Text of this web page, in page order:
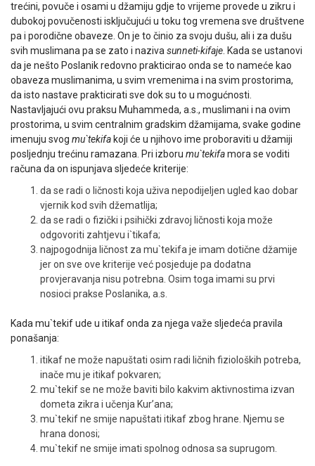
trećini, povuče i osami u džamiju gdje to vrijeme provede u zikru i
dubokoj povučenosti isključujući u toku tog vremena sve društvene
pa i porodične obaveze. On je to činio za svoju dušu, ali i za dušu
svih muslimana pa se zato i nazivasunneti-kifaje. Kada se ustanovi
da je nešto Poslanik redovno prakticirao onda se to nameće kao
obaveza muslimanima, u svim vremenima i na svim prostorima,
da isto nastave prakticirati sve dok su to u mogućnosti.
Nastavljajući ovu praksu Muhammeda, a.s., muslimani i na ovim
prostorima, u svim centralnim gradskim džamijama, svake godine
imenuju svog mu`tekifa koji će u njihovo ime proboraviti u džamiji
posljednju trećinu ramazana. Pri izboru mu`tekifamora se voditi
računa da on ispunjava sljedeće kriterije:
da se radi o ličnosti koja uživa nepodijeljen ugled kao dobar
vjernik kod svih džematlija;
da se radi o fizički i psihički zdravoj ličnosti koja može
odgovoriti zahtjevu i`tikafa;
najpogodnija ličnost za mu`tekifa je imam dotične džamije
jer on sve ove kriterije već posjeduje pa dodatna
provjeravanja nisu potrebna. Osim toga imami su prvi
nosioci prakse Poslanika, a.s.
Kada mu`tekif ude u itikaf onda za njega važe sljedeća pravila
ponašanja:
itikaf ne može napuštati osim radi ličnih fizioloških potreba,
inače mu je itikaf pokvaren;
mu`tekif se ne može baviti bilo kakvim aktivnostima izvan
do­meta zikra i učenja Kur’ana;
mu`tekif ne smije napuštati itikaf zbog hrane. Njemu se
hrana donosi;
mu`tekif ne smije imati spolnog odnosa sa suprugom.